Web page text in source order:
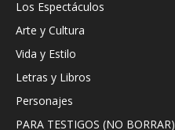
Los Espectáculos
Arte y Cultura
Vida y Estilo
Letras y Libros
Personajes
PARA TESTIGOS (NO BORRAR)